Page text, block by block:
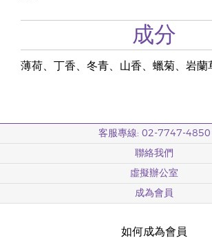
成分
薄荷、丁香、冬青、山香、蠟菊、岩蘭
客服專線: 02-7747-4850
聯絡我們
虛擬辦公室
成為會員
如何成為會員